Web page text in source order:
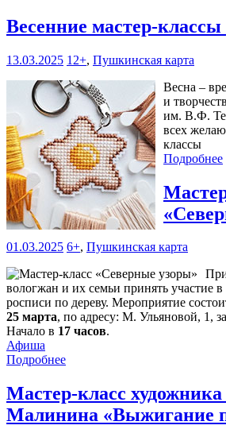
Весенние мастер-классы
13.03.2025 12+, Пушкинская карта
Весна –
и
им. В.Ф.
всех
классы
Подробнее
01.03.2025 6+, Пушкинская карта
вологжан и их семьи принять участие в
росписи по дереву. Мероприятие
25 марта, по адресу: М. Ульяновой, 1,
Начало в 17 часов.
Афиша
Подробнее
Мастер-класс
Малинина «Выжигание